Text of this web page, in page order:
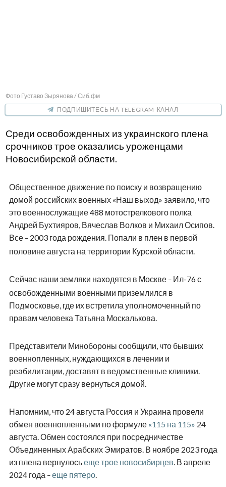
Фото Густаво Зырянова / Сиб.фм
ПОДПИШИТЕСЬ НА TELEGRAM-КАНАЛ
Среди освобожденных из украинского плена
срочников трое оказались уроженцами
Новосибирской области.
Общественное движение по поиску и возвращению
домой российских военных «Наш выход» заявило, что
это военнослужащие 488 мотострелкового полка
Андрей Бухтияров, Вячеслав Волков и Михаил Осипов.
Все –2003 года рождения. Попали в плен в первой
половине августа на территории Курской области.
Сейчас наши земляки находятся в Москве –Ил-76 с
освобожденными военными приземлился в
Подмосковье, где их встретила уполномоченный по
правам человека Татьяна Москалькова.
Представители Минобороны сообщили, что бывших
военнопленных, нуждающихся в лечении и
реабилитации, доставят в ведомственные клиники.
Другие могут сразу вернуться домой.
Напомним, что 24 августа Россия и Украина провели
обмен военнопленными по формуле «115 на 115» 24
августа. Обмен состоялся при посредничестве
Объединенных Арабских Эмиратов. В ноябре 2023 года
из плена вернулосьеще трое новосибирцев. В апреле
2024 года – еще пятеро.